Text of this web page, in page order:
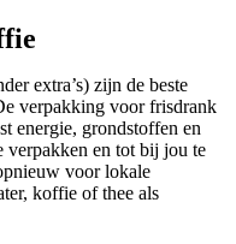
extra’s) zijn de beste
verpakking voor frisdrank
energie, grondstoffen en
verpakken en tot bij jou te
voor lokale
koffie of thee als